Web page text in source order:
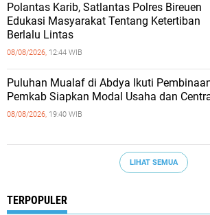
Polantas Karib, Satlantas Polres Bireuen
Edukasi Masyarakat Tentang Ketertiban
Berlalu Lintas
08/08/2026, 12:44 WIB
Puluhan Mualaf di Abdya Ikuti
Pemkab Siapkan Modal Usaha dan
08/08/2026, 19:40 WIB
LIHAT SEMUA
TERPOPULER